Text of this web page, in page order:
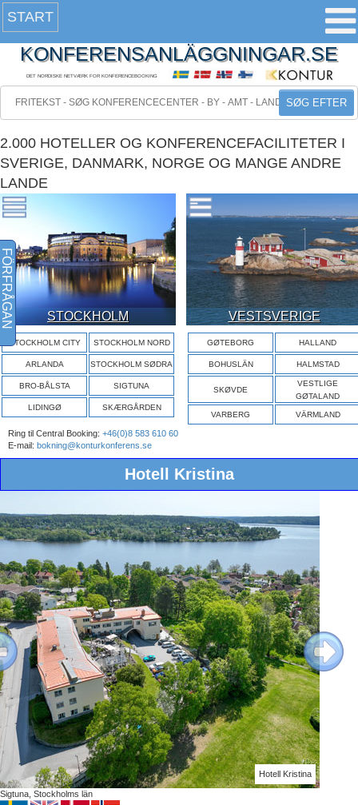
START
KONFERENSANLÄGGNINGAR.SE
DET NORDISKE NETVÆRK FOR KONFERENCEBOOKING
SØG EFTER
2.000 HOTELLER OG KONFERENCEFACILITETER I
SVERIGE, DANMARK, NORGE OG MANGE ANDRE
LANDE
STOCKHOLM
STOCKHOLM CITY STOCKHOLM NORD
ARLANDA STOCKHOLM SØDRA
BRO-BÅLSTA SIGTUNA
LIDINGØ SKÆRGÅRDEN
VESTSVERIGE
GØTEBORG HALLAND
BOHUSLÄN HALMSTAD
SKØVDE
VESTLIGE
GØTALAND
VARBERG VÄRMLAND
Ring til Central Booking: +46(0)8 583 610 60
E-mail: bokning@konturkonferens.se
Hotell Kristina
Hotell Kristina
Next
Sigtuna, Stockholms län
FÖRFRÅGAN